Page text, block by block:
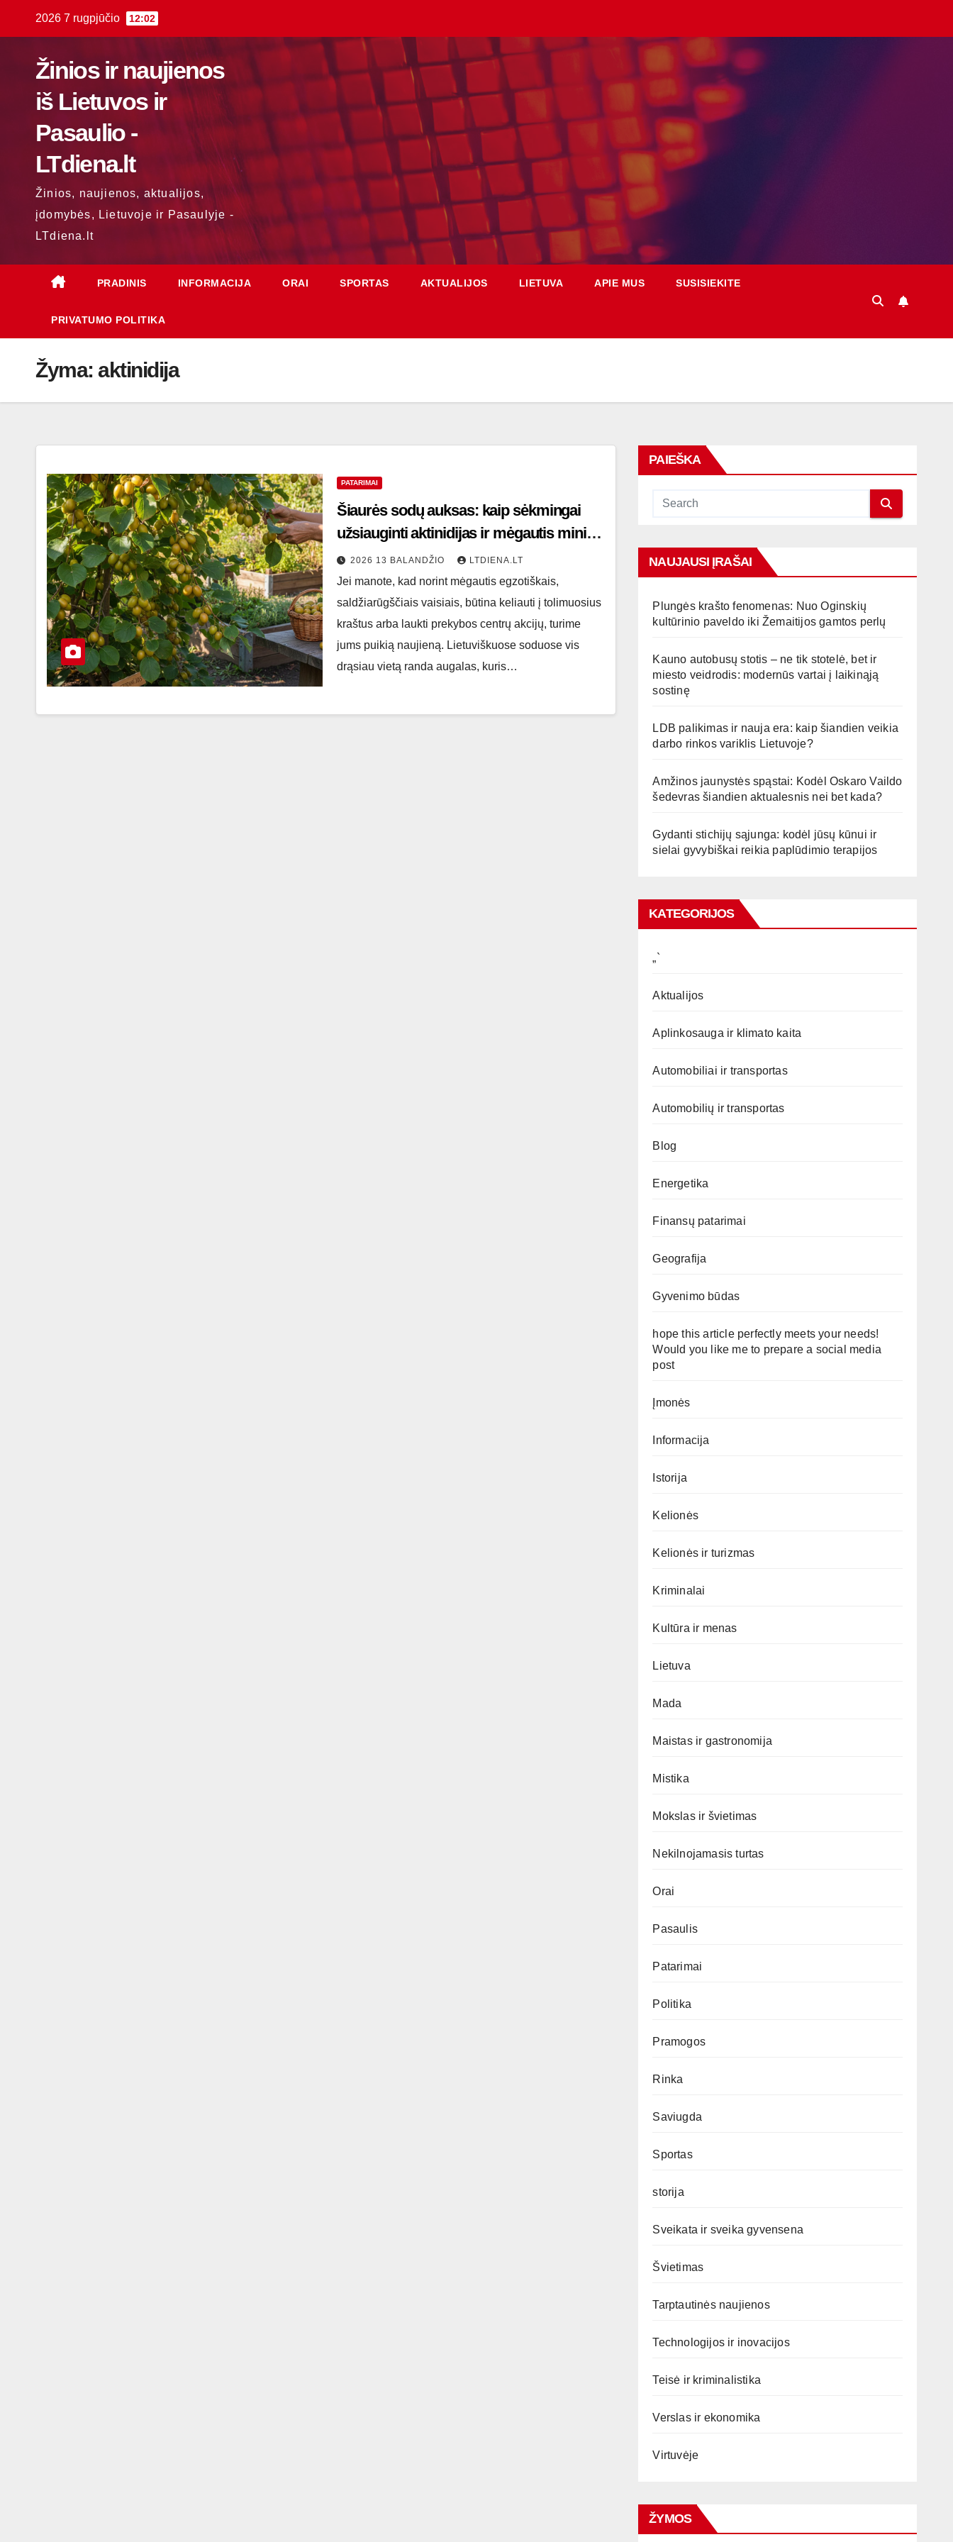
2026 7 rugpjūčio 12:02
Žinios ir naujienos
iš Lietuvos ir
Pasaulio -
LTdiena.lt
Žinios, naujienos, aktualijos,
įdomybės, Lietuvoje ir Pasaulyje -
LTdiena.lt
PRADINIS INFORMACIJA ORAI SPORTAS AKTUALIJOS LIETUVA APIE MUS SUSISIEKITE
PRIVATUMO POLITIKA
Žyma: aktinidija
PATARIMAI
Šiaurės sodų auksas: kaip sėkmingai
užsiauginti aktinidijas ir mėgautis mini
kiviais
2026 13 BALANDŽIO LTDIENA.LT
Jei manote, kad norint mėgautis egzotiškais,
saldžiarūgščiais vaisiais, būtina keliauti į tolimuosius
kraštus arba laukti prekybos centrų akcijų, turime
jums puikią naujieną. Lietuviškuose soduose vis
drąsiau vietą randa augalas, kuris…
PAIEŠKA
NAUJAUSI ĮRAŠAI
Plungės krašto fenomenas: Nuo Oginskių
kultūrinio paveldo iki Žemaitijos gamtos perlų
Kauno autobusų stotis – ne tik stotelė, bet ir
miesto veidrodis: modernūs vartai į laikinąją
sostinę
LDB palikimas ir nauja era: kaip šiandien veikia
darbo rinkos variklis Lietuvoje?
Amžinos jaunystės spąstai: Kodėl Oskaro Vaildo
šedevras šiandien aktualesnis nei bet kada?
Gydanti stichijų sąjunga: kodėl jūsų kūnui ir
sielai gyvybiškai reikia paplūdimio terapijos
KATEGORIJOS
„`
Aktualijos
Aplinkosauga ir klimato kaita
Automobiliai ir transportas
Automobilių ir transportas
Blog
Energetika
Finansų patarimai
Geografija
Gyvenimo būdas
hope this article perfectly meets your needs!
Would you like me to prepare a social media
post
Įmonės
Informacija
Istorija
Kelionės
Kelionės ir turizmas
Kriminalai
Kultūra ir menas
Lietuva
Mada
Maistas ir gastronomija
Mistika
Mokslas ir švietimas
Nekilnojamasis turtas
Orai
Pasaulis
Patarimai
Politika
Pramogos
Rinka
Saviugda
Sportas
storija
Sveikata ir sveika gyvensena
Švietimas
Tarptautinės naujienos
Technologijos ir inovacijos
Teisė ir kriminalistika
Verslas ir ekonomika
Virtuvėje
ŽYMOS